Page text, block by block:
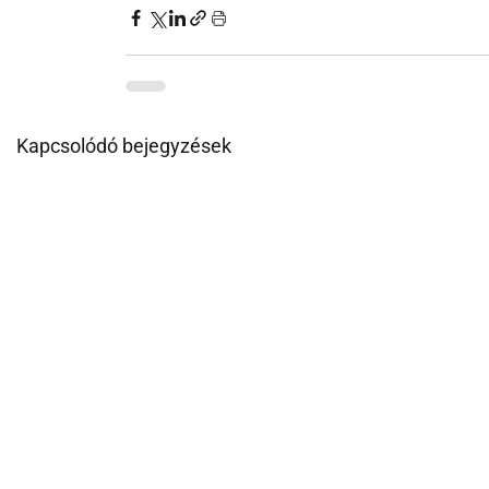
Kapcsolódó bejegyzések